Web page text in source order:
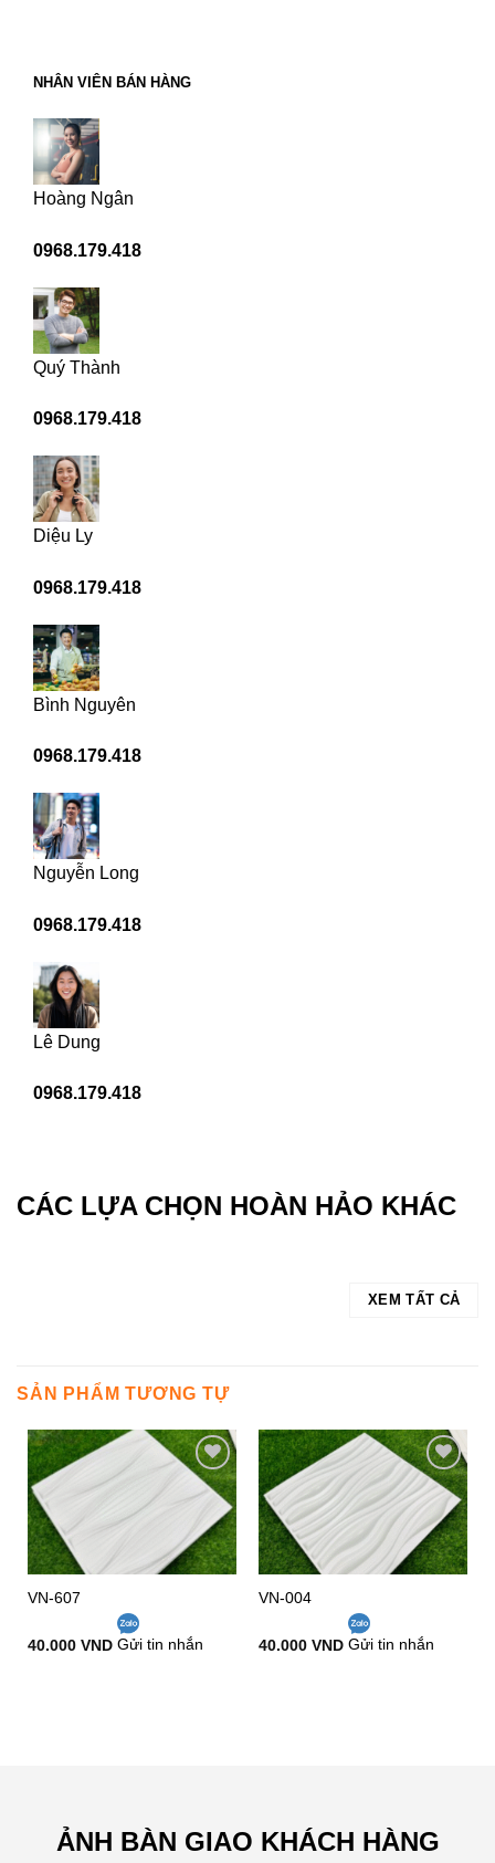
NHÂN VIÊN BÁN HÀNG
Hoàng Ngân
0968.179.418
Quý Thành
0968.179.418
Diệu Ly
0968.179.418
Bình Nguyên
0968.179.418
Nguyễn Long
0968.179.418
Lê Dung
0968.179.418
CÁC LỰA CHỌN HOÀN HẢO KHÁC
XEM TẤT CẢ
SẢN PHẨM TƯƠNG TỰ
Add to
wishlist
VN-607
40.000 VND Gửi tin nhắn
Add to
wishlist
VN-004
40.000 VND Gửi tin nhắn
ẢNH BÀN GIAO KHÁCH HÀNG